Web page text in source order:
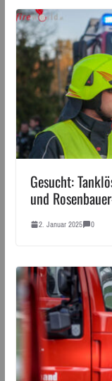
Gesucht:
und
2. Januar 2025 0